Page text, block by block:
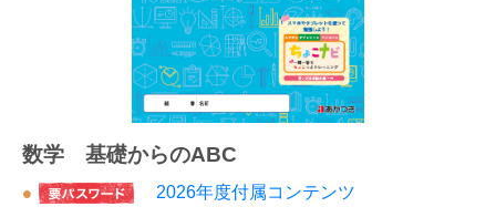
数学 基礎からのABC
2026年度付属コンテンツ